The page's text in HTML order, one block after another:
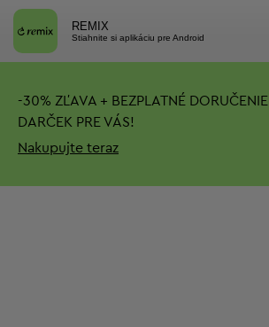
REMIX
Stiahnite si aplikáciu pre Android
-30% ZĽAVA + BEZPLATNÉ DORUČENIE
DARČEK PRE VÁS!
Nakupujte teraz